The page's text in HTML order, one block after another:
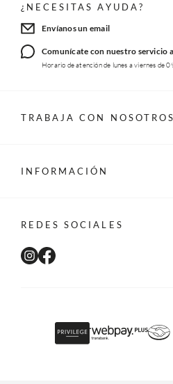
¿NECESITAS AYUDA?
Envíanos un email
Comunícate con nuestro servicio
Horario de atención de lunes a viernes de
TRABAJA CON NOSOTROS
INFORMACIÓN
REDES SOCIALES